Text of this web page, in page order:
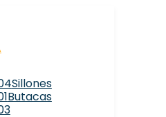
Sillones
Butacas